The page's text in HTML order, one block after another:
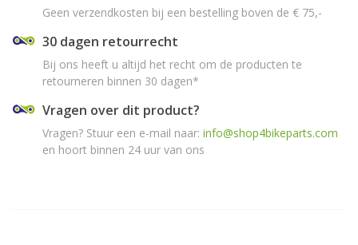
Geen verzendkosten bij een bestelling boven de € 75,-
30 dagen retourrecht
Bij ons heeft u altijd het recht om de producten te
retourneren binnen 30 dagen*
Vragen over dit product?
Vragen? Stuur een e-mail naar: info@shop4bikeparts.com
en hoort binnen 24 uur van ons